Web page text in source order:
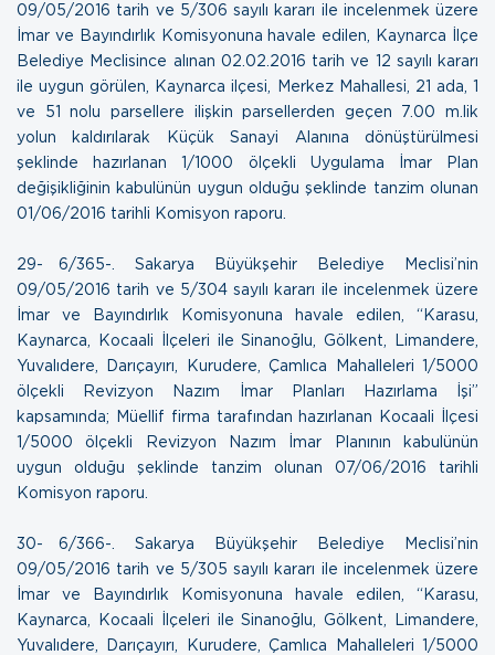
09/05/2016 tarih ve 5/306 sayılı kararı ile incelenmek üzere
İmar ve Bayındırlık Komisyonuna havale edilen, Kaynarca İlçe
Belediye Meclisince alınan 02.02.2016 tarih ve 12 sayılı kararı
ile uygun görülen, Kaynarca ilçesi, Merkez Mahallesi, 21 ada, 1
ve 51 nolu parsellere ilişkin parsellerden geçen 7.00 m.lik
yolun kaldırılarak Küçük Sanayi Alanına dönüştürülmesi
şeklinde hazırlanan 1/1000 ölçekli Uygulama İmar Plan
değişikliğinin kabulünün uygun olduğu şeklinde tanzim olunan
01/06/2016 tarihli Komisyon raporu
29- 6/365-. Sakarya Büyükşehir Belediye Meclisi’nin
09/05/2016 tarih ve 5/304 sayılı kararı ile incelenmek üzere
İmar ve Bayındırlık Komisyonuna havale edilen, “Karasu,
Kaynarca, Kocaali İlçeleri ile Sinanoğlu, Gölkent, Limandere,
Yuvalıdere, Darıçayırı, Kurudere, Çamlıca Mahalleleri 1/5000
ölçekli Revizyon Nazım İmar Planları Hazırlama İşi”
kapsamında; Müellif firma tarafından hazırlanan Kocaali İlçesi
1/5000 ölçekli Revizyon Nazım İmar Planının kabulünün
uygun olduğu şeklinde tanzim olunan 07/06/2016 tarihli
Komisyon raporu
30- 6/366-. Sakarya Büyükşehir Belediye Meclisi’nin
09/05/2016 tarih ve 5/305 sayılı kararı ile incelenmek üzere
İmar ve Bayındırlık Komisyonuna havale edilen, “Karasu,
Kaynarca, Kocaali İlçeleri ile Sinanoğlu, Gölkent, Limandere,
Yuvalıdere, Darıçayırı, Kurudere, Çamlıca Mahalleleri 1/5000